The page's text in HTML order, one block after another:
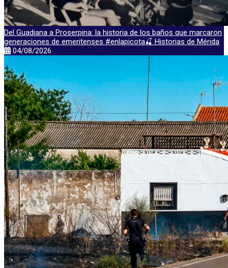
Del Guadiana a Proserpina: la historia de los baños que marcaron
generaciones de emeritenses #enlapicota🍒 Historias de Mérida
04/08/2026